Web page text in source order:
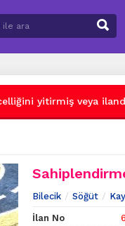
yitirmiş veya
Bilecik Söğüt
İlan No